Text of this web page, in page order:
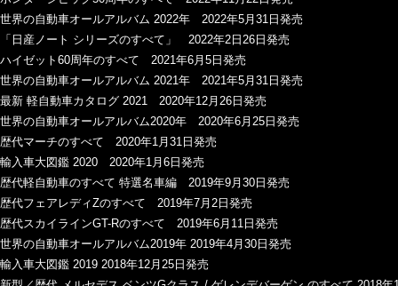
世界の自動車オールアルバム 2022年 2022年5月31日発売
「日産ノート シリーズのすべて」 2022年2日26日発売
ハイゼット60周年のすべて 2021年6月5日発売
世界の自動車オールアルバム 2021年 2021年5月31日発売
最新 軽自動車カタログ 2021 2020年12月26日発売
世界の自動車オールアルバム2020年 2020年6月25日発売
歴代マーチのすべて 2020年1月31日発売
輸入車大図鑑 2020 2020年1月6日発売
歴代軽自動車のすべて 特選名車編 2019年9月30日発売
歴代フェアレディZのすべて 2019年7月2日発売
歴代スカイラインGT-Rのすべて 2019年6月11日発売
世界の自動車オールアルバム2019年 2019年4月30日発売
輸入車大図鑑 2019 2018年12月25日発売